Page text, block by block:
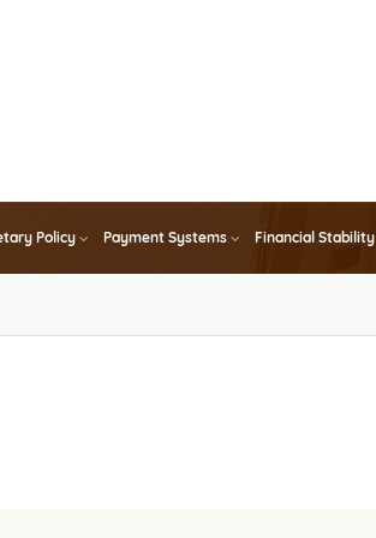
Policy Payment Systems Financial Stability